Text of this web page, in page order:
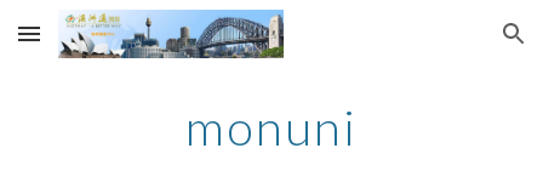
Skip to main content Skip to navigation
monuni